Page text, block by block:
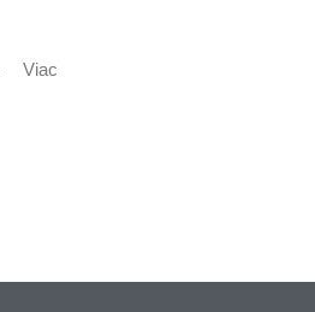
Viac